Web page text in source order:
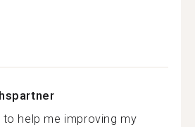
help me improving my